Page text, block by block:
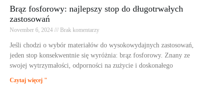
Brąz fosforowy: najlepszy stop do długotrwałych
zastosowań
November 6, 2024 Brak komentarzy
Jeśli chodzi o wybór materiałów do wysokowydajnych zastosowań,
jeden stop konsekwentnie się wyróżnia: brąz fosforowy. Znany ze
swojej wytrzymałości, odporności na zużycie i doskonałego
Czytaj więcej "